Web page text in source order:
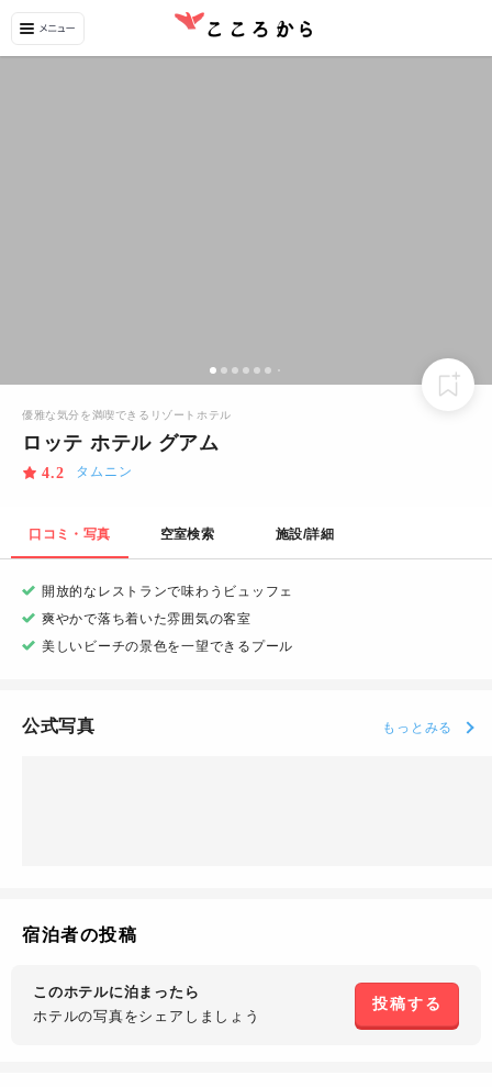
優雅な気分を満喫できるリゾートホテル
ロッテ ホテル グアム
4.2 タムニン
口コミ・写真 空室検索 施設/詳細
開放的なレストランで味わうビュッフェ
爽やかで落ち着いた雰囲気の客室
美しいビーチの景色を一望できるプール
公式写真 もっとみる
宿泊者の投稿
このホテルに泊まったら
ホテルの写真をシェアしましょう
投稿する